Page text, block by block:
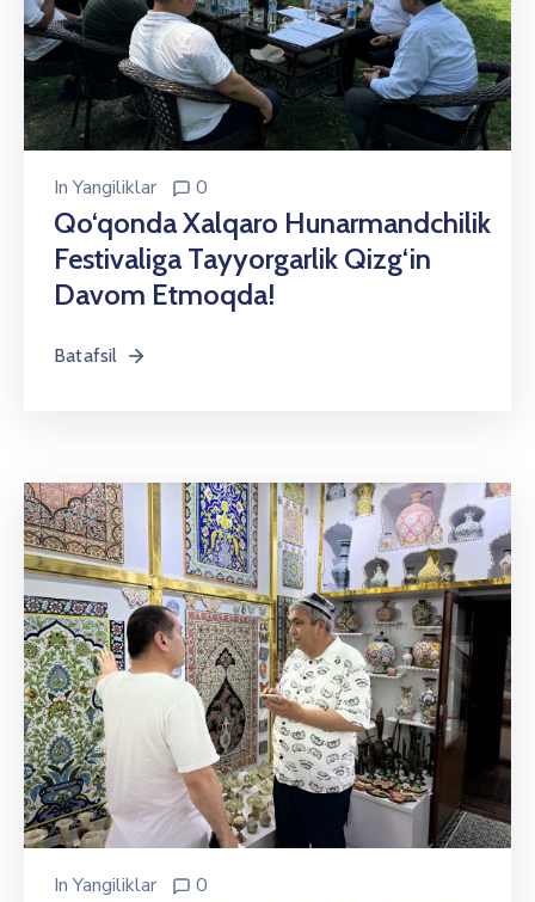
InYangiliklar 0
Qo‘qonda Xalqaro Hunarmandchilik
Festivaliga Tayyorgarlik Qizg‘in
Davom Etmoqda!
Batafsil
InYangiliklar 0